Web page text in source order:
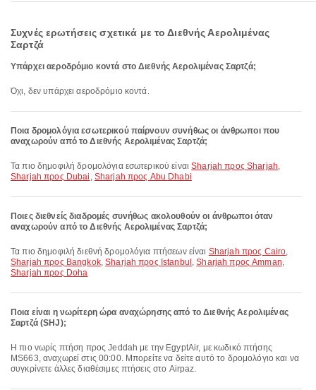
Συχνές ερωτήσεις σχετικά με το Διεθνής Αερολιμένας
Σαρτζά
Υπάρχει αεροδρόμιο κοντά στο Διεθνής Αερολιμένας Σαρτζά;
Όχι, δεν υπάρχει αεροδρόμιο κοντά.
Ποια δρομολόγια εσωτερικού παίρνουν συνήθως οι άνθρωποι που
αναχωρούν από το Διεθνής Αερολιμένας Σαρτζά;
Τα πιο δημοφιλή δρομολόγια εσωτερικού είναιSharjah προς Sharjah,
Sharjah προς Dubai , Sharjah προς Abu Dhabi
Ποιες διεθνείς διαδρομές συνήθως ακολουθούν οι άνθρωποι όταν
αναχωρούν από το Διεθνής Αερολιμένας Σαρτζά;
Τα πιο δημοφιλή διεθνή δρομολόγια πτήσεων είναι Sharjah προς Cairo,
Sharjah προς Bangkok,Sharjah προς Istanbul ,Sharjah προς Amman,
Sharjah προς Doha
Ποια είναι η νωρίτερη ώρα αναχώρησης από το Διεθνής Αερολιμένας
Σαρτζά (SHJ);
Η πιο νωρίς πτήση προς Jeddah με την EgyptAir, με κωδικό πτήσης
MS663, αναχωρεί στις 00:00. Μπορείτε να δείτε αυτό το δρομολόγιο και να
συγκρίνετε άλλες διαθέσιμες πτήσεις στο Airpaz.